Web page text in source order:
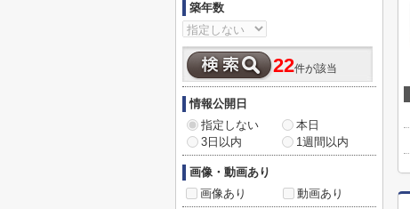
築年数
22件が該当
情報公開日
指定しない
本日
3日以内
1週間以内
画像・動画あり
画像あり
動画あり